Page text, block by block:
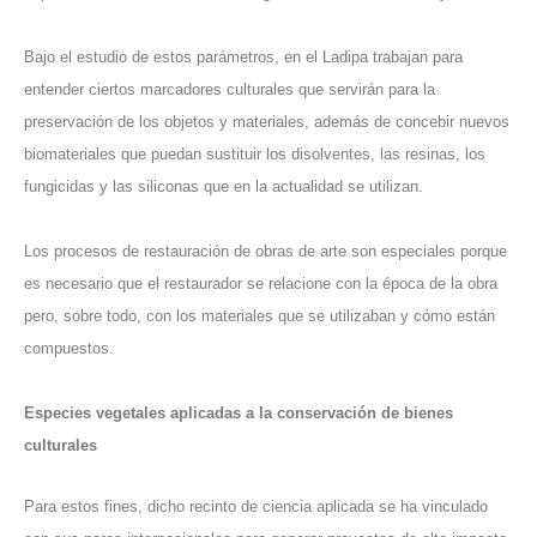
Bajo el estudio de estos parámetros, en el Ladipa trabajan para
entender ciertos marcadores culturales que servirán para la
preservación de los objetos y materiales, además de concebir nuevos
biomateriales que puedan sustituir los disolventes, las resinas, los
fungicidas y las siliconas que en la actualidad se utilizan.
Los procesos de restauración de obras de arte son especiales porque
es necesario que el restaurador se relacione con la época de la obra
pero, sobre todo, con los materiales que se utilizaban y cómo están
compuestos.
Especies vegetales aplicadas a la conservación de bienes
culturales
Para estos fines, dicho recinto de ciencia aplicada se ha vinculado